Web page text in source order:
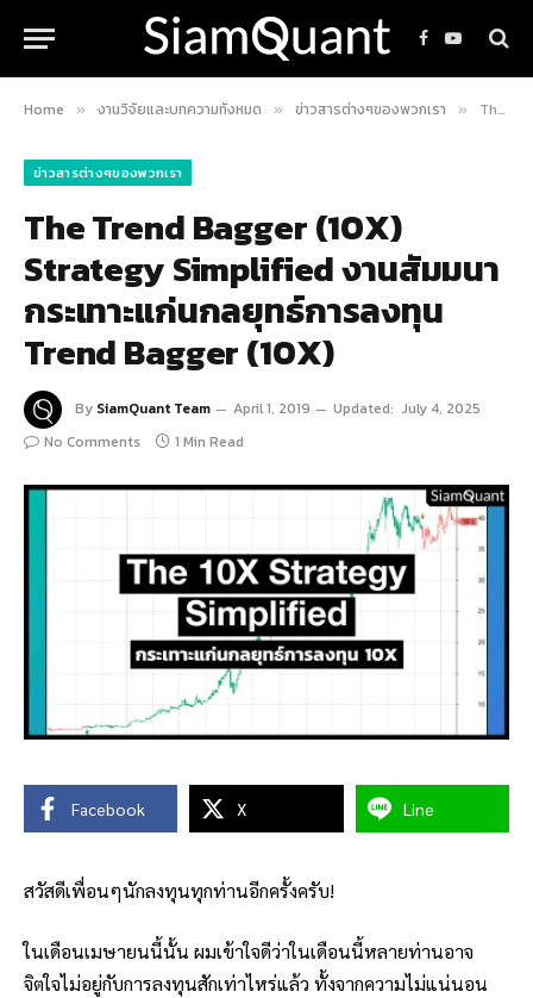
Facebook
YouTube
Home » งานวิจัยและบทความทั้งหมด » ข่าวสารต่างๆของพวกเรา » The Trend Bagger (10X) Strategy Simplified งานสัมมนากระเทาะแก่นกลยุทธ์การลงทุน Trend Bagger (10X)
ข่าวสารต่างๆของพวกเรา
The Trend Bagger (10X)
Strategy Simplified งานสัมมนา
กระเทาะแก่นกลยุทธ์การลงทุน
Trend Bagger (10X)
By SiamQuant Team April 1, 2019 Updated: July 4, 2025
No Comments
1 Min Read
Facebook X Line
สวัสดีเพื่อนๆนักลงทุนทุกท่านอีกครั้งครับ!
ในเดือนเมษายนนี้นั้น ผมเข้าใจดีว่าในเดือนนี้หลายท่านอาจ
จิตใจไม่อยู่กับการลงทุนสักเท่าไหร่แล้ว ทั้งจากความไม่แน่นอน